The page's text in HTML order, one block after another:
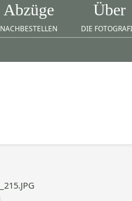
Abzüge
NACHBESTELLEN
Über
DIE